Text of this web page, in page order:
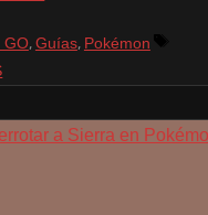
GO, Guías, Pokémon